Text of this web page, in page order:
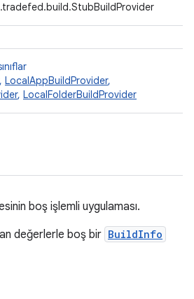
, LocalAppBuildProvider,
, LocalFolderBuildProvider
boş işlemli uygulaması.
değerlerle boş bir BuildInfo